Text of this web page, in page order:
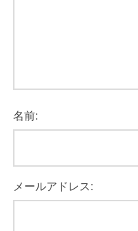
名前:
メールアドレス: